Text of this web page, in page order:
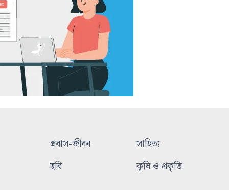
প্রবাস-জীবন
সাহিত্য
ছবি
কৃষি ও প্রকৃতি